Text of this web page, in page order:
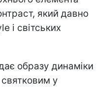
який давно
і світських
образу динаміки
у